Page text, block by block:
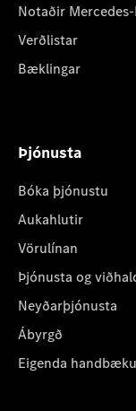
Notaðir
Verðlistar
Bæklingar
Þjónusta
Bóka þjónustu
Aukahlutir
Vörulínan
Þjónusta og
Neyðarþjónusta
Ábyrgð
Eigenda